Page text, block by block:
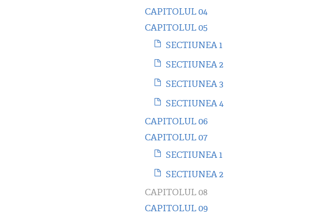
CAPITOLUL 04
CAPITOLUL 05
SECTIUNEA 1
SECTIUNEA 2
SECTIUNEA 3
SECTIUNEA 4
CAPITOLUL 06
CAPITOLUL 07
SECTIUNEA 1
SECTIUNEA 2
CAPITOLUL 08
CAPITOLUL 09